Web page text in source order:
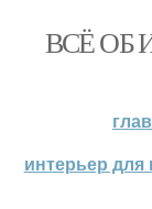
ВСЁ ОБ
интерьер для